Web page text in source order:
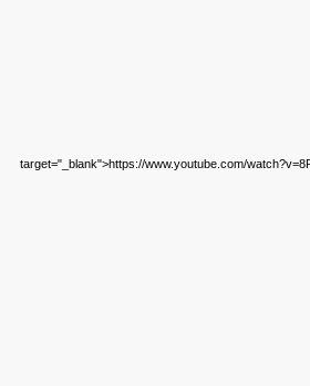
target="_blank">https://www.youtube.com/